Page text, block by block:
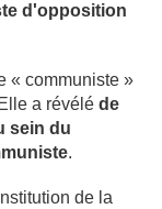
d'opposition
« communiste »
a révélé de
sein du
.
de la